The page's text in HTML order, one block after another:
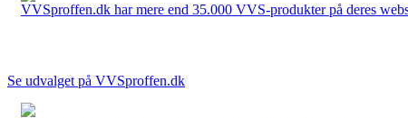
VVSproffen.dk har mere end 35.000 VVS-produkter på deres
Se udvalget på VVSproffen.dk